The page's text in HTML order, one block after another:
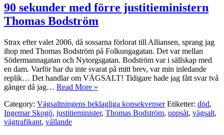
90 sekunder med förre justitieministern
Thomas Bodström
Strax efter valet 2006, då sossarna förlorat till Alliansen, sprang jag
ihop med Thomas Bodström på Folkungagatan. Det var mellan
Södermannagatan och Nytorgsgatan. Bodström var i sällskap med
en dam. Varför har du inte svarat på mitt brev, var min inledande
replik… Det handlar om VÄGSALT! Tidigare hade jag fått svar två
gånger då jag… Read More »
Category: Vägsaltningens beklagliga konsekvenser Etiketter: död,
Ingemar Skogö, justitieminister, Thomas Bodström, uppsåt, vägsalt,
vägtrafikant, vållande